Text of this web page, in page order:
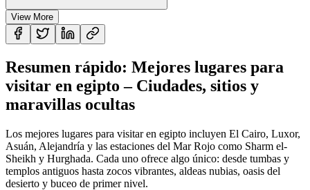
View More
Resumen rápido: Mejores lugares para
visitar en egipto – Ciudades, sitios y
maravillas ocultas
Los mejores lugares para visitar en egipto incluyen El Cairo, Luxor,
Asuán, Alejandría y las estaciones del Mar Rojo como Sharm el-
Sheikh y Hurghada. Cada uno ofrece algo único: desde tumbas y
templos antiguos hasta zocos vibrantes, aldeas nubias, oasis del
desierto y buceo de primer nivel.